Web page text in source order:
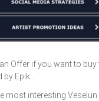
Offer if you want to
Epik..
most interesting